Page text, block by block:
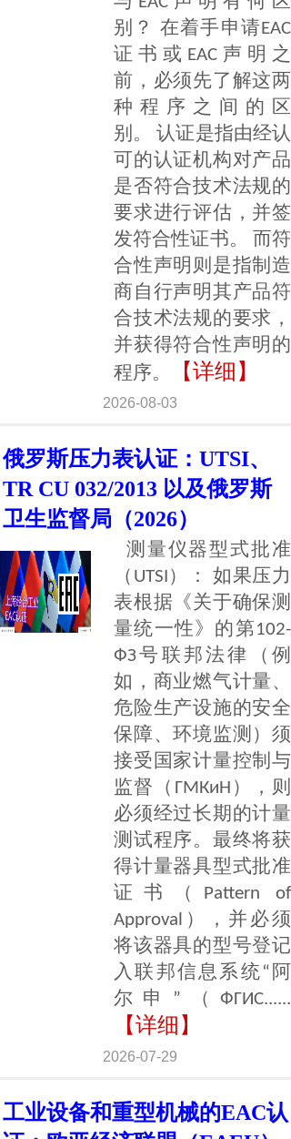
别？ 在着手申请EAC
证书或EAC声明之
前，必须先了解这两
种程序之间的区
别。 认证是指由经认
可的认证机构对产品
是否符合技术法规的
要求进行评估，并签
发符合性证书。 而符
合性声明则是指制造
商自行声明其产品符
合技术法规的要求，
并获得符合性声明的
程序。
【详细】
2026-08-03
俄罗斯压力表认证：UTSI、
TR CU 032/2013 以及俄罗斯
卫生监督局（2026）
测量仪器型式批准
（UTSI）： 如果压力
表根据《关于确保测
量统一性》的第102-
ФЗ号联邦法律（例
如，商业燃气计量、
危险生产设施的安全
保障、环境监测）须
接受国家计量控制与
监督（ГМКиН），则
必须经过长期的计量
测试程序。最终将获
得计量器具型式批准
证书（Pattern of
Approval），并必须
将该器具的型号登记
入联邦信息系统“阿
尔申”（ФГИС......
【详细】
2026-07-29
工业设备和重型机械的EAC认